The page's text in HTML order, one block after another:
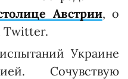
Австрии, о
Twitter.
Украине
Сочувствую